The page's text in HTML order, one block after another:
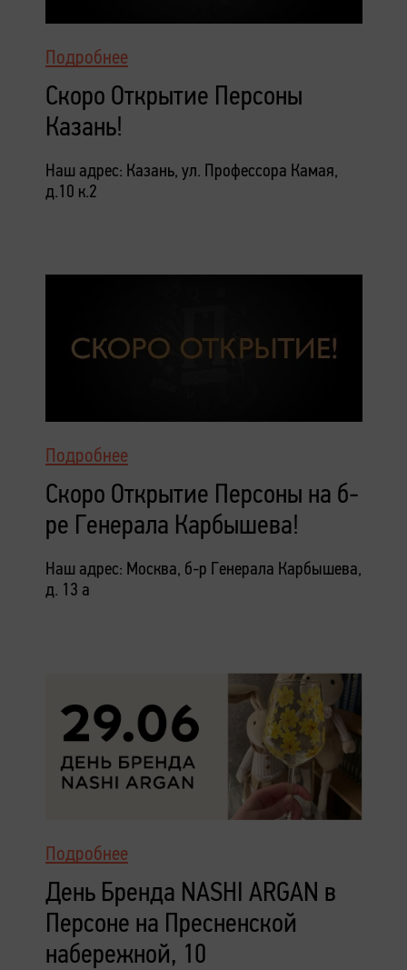
Подробнее
Скоро Открытие Персоны
Казань!
Наш адрес: Казань, ул. Профессора Камая,
д.10 к.2
Подробнее
Скоро Открытие Персоны на б-
ре Генерала Карбышева!
Наш адрес: Москва, б-р Генерала Карбышева,
д. 13 а
Подробнее
День Бренда NASHI ARGAN в
Персоне на Пресненской
набережной, 10